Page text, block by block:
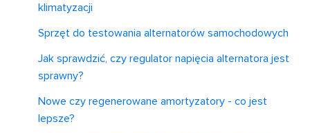
klimatyzacji
Sprzęt do testowania alternatorów samochodowych
Jak sprawdzić, czy regulator napięcia alternatora jest
sprawny?
Nowe czy regenerowane amortyzatory - co jest
lepsze?